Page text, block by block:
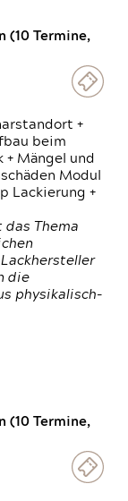
(10 Termine,
+
beim
+ Mängel und
Modul
Lackierung +
Thema
die
physikalisch-
(10 Termine,